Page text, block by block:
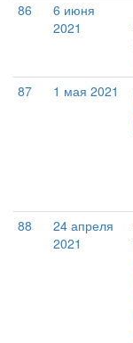
86
6 июня
2021
87 1 мая 2021
88
24 апреля
2021